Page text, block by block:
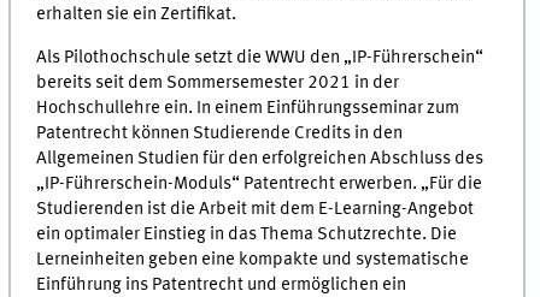
erhalten sie ein Zertifikat.
Als Pilothochschule setzt die WWU den „IP-Führerschein“
bereits seit dem Sommersemester 2021 in der
Hochschullehre ein. In einem Einführungsseminar zum
Patentrecht können Studierende Credits in den
Allgemeinen Studien für den erfolgreichen Abschluss des
„IP-Führerschein-Moduls“ Patentrecht erwerben. „Für die
Studierenden ist die Arbeit mit dem E-Learning-Angebot
ein optimaler Einstieg in das Thema Schutzrechte. Die
Lerneinheiten geben eine kompakte und systematische
Einführung ins Patentrecht und ermöglichen ein